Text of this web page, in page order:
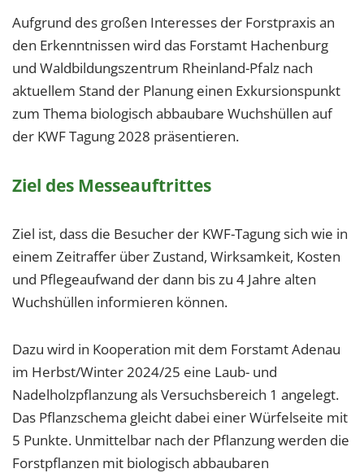
Aufgrund des großen Interesses der Forstpraxis an
den Erkenntnissen wird das Forstamt Hachenburg
und Waldbildungszentrum Rheinland-Pfalz nach
aktuellem Stand der Planung einen Exkursionspunkt
zum Thema biologisch abbaubare Wuchshüllen auf
der KWF Tagung 2028 präsentieren.
Ziel des Messeauftrittes
Ziel ist, dass die Besucher der KWF-Tagung sich wie in
einem Zeitraffer über Zustand, Wirksamkeit, Kosten
und Pflegeaufwand der dann bis zu 4 Jahre alten
Wuchshüllen informieren können.
Dazu wird in Kooperation mit dem Forstamt Adenau
im Herbst/Winter 2024/25 eine Laub- und
Nadelholzpflanzung als Versuchsbereich 1 angelegt.
Das Pflanzschema gleicht dabei einer Würfelseite mit
5 Punkte. Unmittelbar nach der Pflanzung werden die
Forstpflanzen mit biologisch abbaubaren